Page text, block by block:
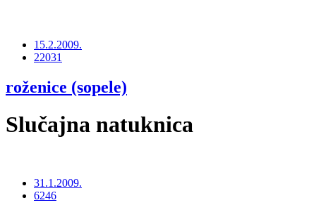
15.2.2009.
22031
roženice (sopele)
Slučajna natuknica
31.1.2009.
6246